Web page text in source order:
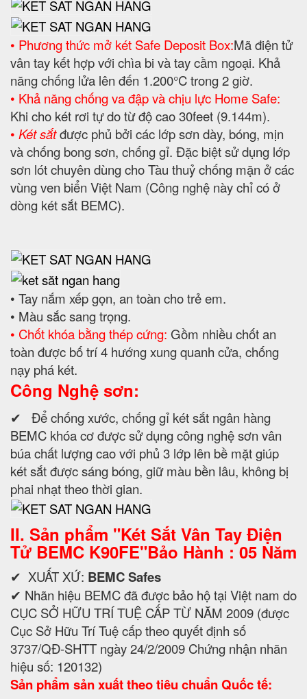
• Phương thức mở két Safe Deposit Box:Mã điện tử
vân tay kết hợp với chìa bi và tay cầm ngoại. Khả
năng chống lửa lên đến 1.200°C trong 2 giờ.
• Khả năng chống va đập và chịu lực Home Safe:
Khi cho két rơi tự do từ độ cao 30feet (9.144m).
• Két sắtđược phủ bởi các lớp sơn dày, bóng, mịn
và chống bong sơn, chống gỉ. Đặc biệt sử dụng lớp
sơn lót chuyên dùng cho Tàu thuỷ chống mặn ở các
vùng ven biển Việt Nam (Công nghệ này chỉ có ở
dòng két sắt BEMC).
• Tay nắm xếp gọn, an toàn cho trẻ em.
• Màu sắc sang trọng.
• Chốt khóa bằng thép cứng: Gồm nhiều chốt an
toàn được bố trí 4 hướng xung quanh cửa, chống
nạy phá két.
Công Nghệ sơn:
✔ Để chống xước, chống gỉ két sắt ngân hàng
BEMC khóa cơ được sử dụng công nghệ sơn vân
búa chất lượng cao với phủ 3 lớp lên bề mặt giúp
két sắt được sáng bóng, giữ màu bền lâu, không bị
phai nhạt theo thời gian.
II. Sản phẩm "Két Sắt Vân Tay Điện
Tử BEMC K90FE"Bảo Hành : 05 Năm
✔ XUẤT XỨ: BEMC Safes
✔ Nhãn hiệu BEMC đã được bảo hộ tại Việt nam do
CỤC SỞ HỮU TRÍ TUỆ CẤP TỪ NĂM 2009 (được
Cục Sở Hữu Trí Tuệ cấp theo quyết định số
3737/QĐ-SHTT ngày 24/2/2009 Chứng nhận nhãn
hiệu số: 120132)
Sản phẩm sản xuất theo tiêu chuẩn Quốc tế: